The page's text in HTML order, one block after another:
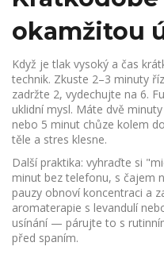
okamžitou
Když je tlak vysoký a čas
technik. Zkuste 2–3 minuty
zadržte 2, vydechujte na 6.
uklidní mysl. Máte dvě
nebo 5 minut chůze kolem
těle a stres klesne.
Další praktika: vyhraďte si
minut bez telefonu, s čajem
pauzy obnoví koncentraci a
aromaterapie s levandulí
usínání — párujte to s
před spaním.